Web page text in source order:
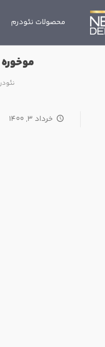
محصولات نئودرم
خرداد ۳, ۱۴۰۰